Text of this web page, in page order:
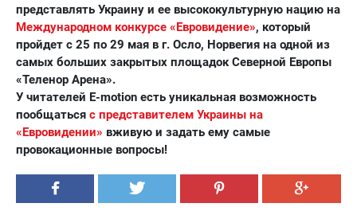
представлять Украину и ее высококультурную нацию на
Международном конкурсе «Евровидение», который
пройдет с 25 по 29 мая в г. Осло, Норвегия на одной из
самых больших закрытых площадок Северной Европы
«Теленор Арена».
У читателей E-motion есть уникальная возможность
пообщаться с представителем Украины на
«Евровидении» вживую и задать ему самые
провокационные вопросы!